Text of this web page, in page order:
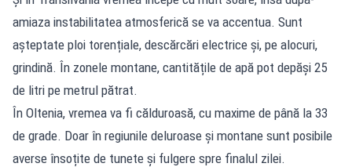
amiaza instabilitatea atmosferică se va accentua. Sunt
așteptate ploi torențiale, descărcări electrice și, pe alocuri,
grindină. În zonele montane, cantitățile de apă pot depăși 25
de litri pe metrul pătrat.
În Oltenia, vremea va fi călduroasă, cu maxime de până la 33
de grade. Doar în regiunile deluroase și montane sunt posibile
averse însoțite de tunete și fulgere spre finalul zilei.